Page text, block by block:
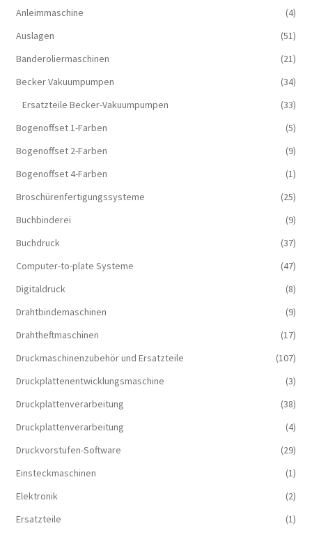
Anleimmaschine
(4)
Auslagen
(51)
Banderoliermaschinen
(21)
Becker Vakuumpumpen
(34)
Ersatzteile Becker-Vakuumpumpen
(33)
Bogenoffset 1-Farben
(5)
Bogenoffset 2-Farben
(9)
Bogenoffset 4-Farben
(1)
Broschürenfertigungssysteme
(25)
Buchbinderei
(9)
Buchdruck
(37)
Computer-to-plate Systeme
(47)
Digitaldruck
(8)
Drahtbindemaschinen
(9)
Drahtheftmaschinen
(17)
Druckmaschinenzubehör und Ersatzteile
(107)
Druckplattenentwicklungsmaschine
(3)
Druckplattenverarbeitung
(38)
Druckplattenverarbeitung
(4)
Druckvorstufen-Software
(29)
Einsteckmaschinen
(1)
Elektronik
(2)
Ersatzteile
(1)